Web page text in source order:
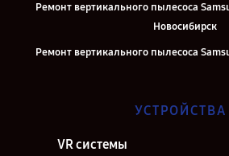
Ремонт вертикального пылесоса
Новосибирск
Ремонт вертикального пылесоса
Екатеринбург
Ремонт вертикального пылесоса
УСТРОЙСТВА
VR системы